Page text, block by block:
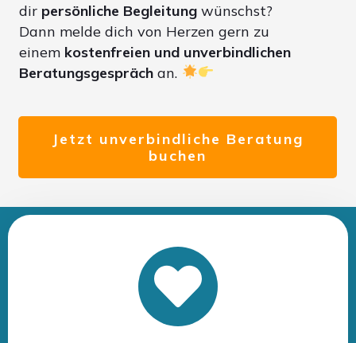
dir persönliche Begleitung wünschst?
Dann melde dich von Herzen gern zu
einem kostenfreien und unverbindlichen
Beratungsgespräch an.
Jetzt unverbindliche Beratung
buchen